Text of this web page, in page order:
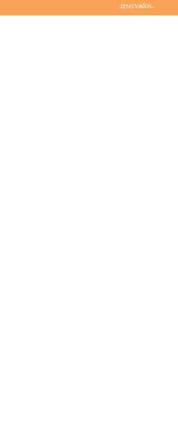
reservados.